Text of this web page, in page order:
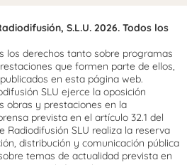
S.L.U. 2026. Todos los
los derechos tanto sobre programas
que formen parte de ellos,
en esta página web.
SLU ejerce la oposición
obras y prestaciones en la
prevista en el artículo 32.1 del
Radiodifusión SLU realiza la reserva
distribución y comunicación pública
temas de actualidad prevista en